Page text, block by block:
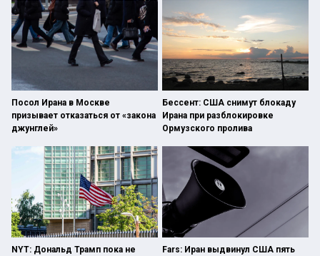
Посол Ирана в Москве
призывает отказаться от «закона
джунглей»
Бессент: США снимут блокаду
Ирана при разблокировке
Ормузского пролива
NYT: Дональд Трамп пока не
Fars: Иран выдвинул США пять